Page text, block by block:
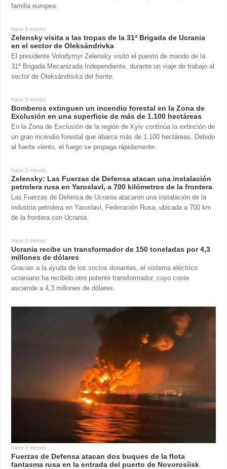
familia europea.
hace 3 meses
Zelensky visita a las tropas de la 31ª Brigada de Ucrania
en el sector de Oleksándrivka
El presidente Volodymyr Zelensky visitó el puesto de mando de la
31ª Brigada Mecanizada Independiente, durante un viaje de trabajo al
sector de Oleksándrivka del frente.
hace 3 meses
Bomberos extinguen un incendio forestal en la Zona de
Exclusión en una superficie de más de 1.100 hectáreas
En la Zona de Exclusión de la región de Kyiv continúa la extinción de
un gran incendio forestal que abarca más de 1.100 hectáreas. Debido
al fuerte viento, el fuego se propaga rápidamente.
hace 3 meses
Zelensky: Las Fuerzas de Defensa atacan una instalación
petrolera rusa en Yaroslavl, a 700 kilómetros de la frontera
Las Fuerzas de Defensa de Ucrania atacaron una instalación de la
industria petrolera en Yaroslavl, Federación Rusa, ubicada a 700 km
de la frontera con Ucrania.
hace 3 meses
Ucrania recibe un transformador de 150 toneladas por 4,3
millones de dólares
Gracias a la ayuda de los socios donantes, el sistema eléctrico
ucraniano ha recibido otro potente transformador, cuyo coste
asciende a 4,3 millones de dólares.
hace 3 meses
Fuerzas de Defensa atacan dos buques de la flota
fantasma rusa en la entrada del puerto de Novorosíisk